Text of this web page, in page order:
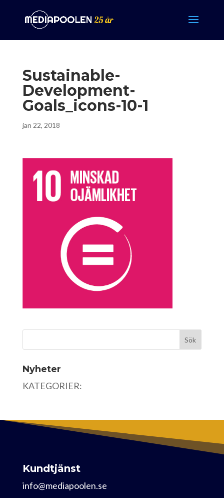
Sustainable-
Development-
Goals_icons-10-1
jan 22, 2018
Nyheter
KATEGORIER:
Kundtjänst
info@mediapoolen.se